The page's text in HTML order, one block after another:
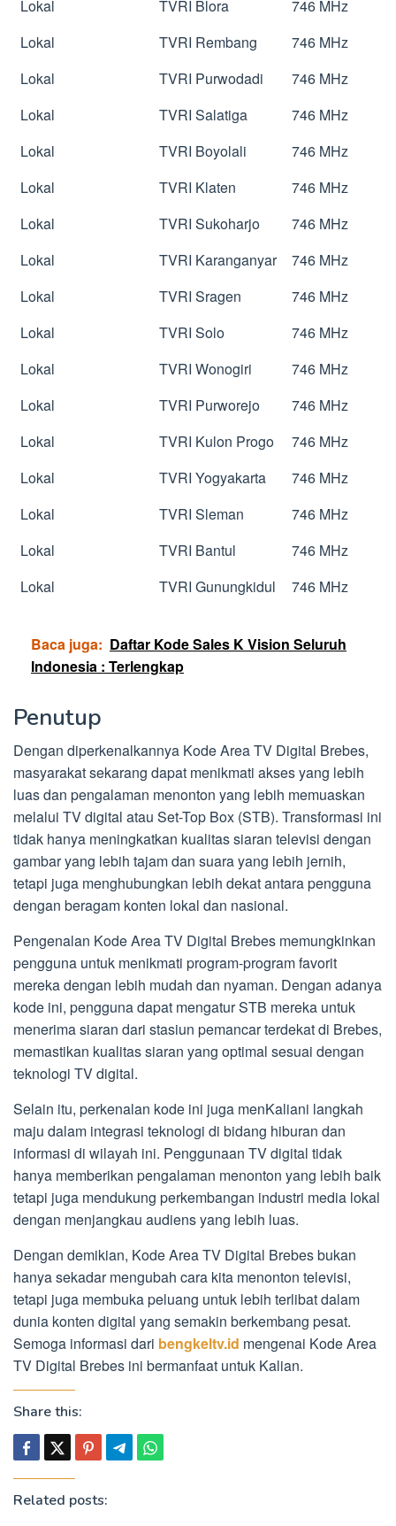
Lokal TVRI Blora
746 MHz
Lokal
TVRI Rembang
746 MHz
Lokal
TVRI Purwodadi
746 MHz
Lokal
TVRI Salatiga
746 MHz
Lokal
TVRI Boyolali
746 MHz
Lokal
TVRI Klaten
746 MHz
Lokal
TVRI Sukoharjo
746 MHz
Lokal
TVRI Karanganyar
746 MHz
Lokal
TVRI Sragen
746 MHz
Lokal
TVRI Solo
746 MHz
Lokal
TVRI Wonogiri
746 MHz
Lokal
TVRI Purworejo
746 MHz
Lokal
TVRI Kulon Progo
746 MHz
Lokal
TVRI Yogyakarta
746 MHz
Lokal
TVRI Sleman
746 MHz
Lokal
TVRI Bantul
746 MHz
Lokal
TVRI Gunungkidul 746 MHz
Baca juga: Daftar Kode Sales K Vision Seluruh
Indonesia : Terlengkap
Penutup
Dengan diperkenalkannya Kode Area TV Digital Brebes,
masyarakat sekarang dapat menikmati akses yang lebih
luas dan pengalaman menonton yang lebih memuaskan
melalui TV digital atau Set-Top Box (STB). Transformasi ini
tidak hanya meningkatkan kualitas siaran televisi dengan
gambar yang lebih tajam dan suara yang lebih jernih,
tetapi juga menghubungkan lebih dekat antara pengguna
dengan beragam konten lokal dan nasional.
Pengenalan Kode Area TV Digital Brebes memungkinkan
pengguna untuk menikmati program-program favorit
mereka dengan lebih mudah dan nyaman. Dengan adanya
kode ini, pengguna dapat mengatur STB mereka untuk
menerima siaran dari stasiun pemancar terdekat di Brebes,
memastikan kualitas siaran yang optimal sesuai dengan
teknologi TV digital.
Selain itu, perkenalan kode ini juga menKaliani langkah
maju dalam integrasi teknologi di bidang hiburan dan
informasi di wilayah ini. Penggunaan TV digital tidak
hanya memberikan pengalaman menonton yang lebih baik
tetapi juga mendukung perkembangan industri media lokal
dengan menjangkau audiens yang lebih luas.
Dengan demikian, Kode Area TV Digital Brebes bukan
hanya sekadar mengubah cara kita menonton televisi,
tetapi juga membuka peluang untuk lebih terlibat dalam
dunia konten digital yang semakin berkembang pesat.
Semoga informasi dari bengkeltv.id mengenai Kode Area
TV Digital Brebes ini bermanfaat untuk Kalian.
Share this:
Related posts: